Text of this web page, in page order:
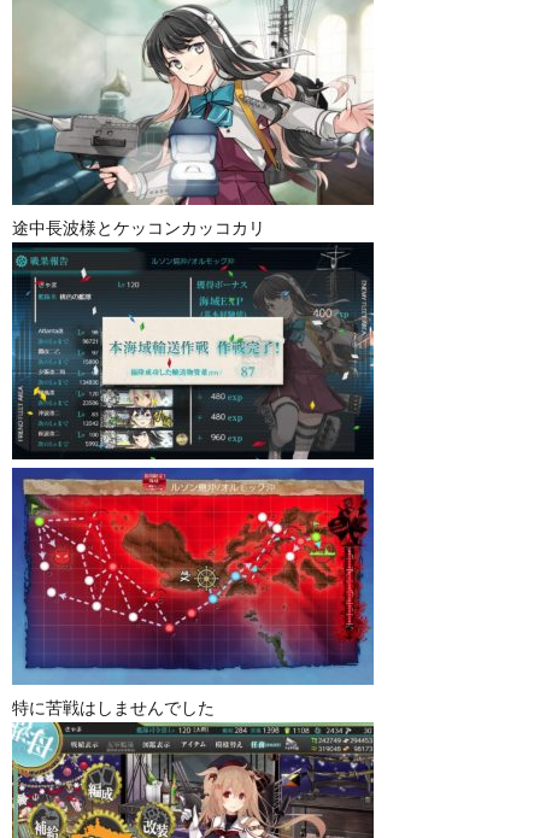
途中長波様とケッコンカッコカリ
特に苦戦はしませんでした